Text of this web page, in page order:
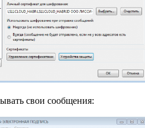
свои сообщения: